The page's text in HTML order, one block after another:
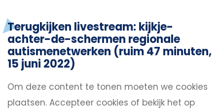
Terugkijken livestream: kijkje-
achter-de-schermen regionale
autismenetwerken (ruim 47 minuten,
15 juni 2022)
Om deze content te tonen moeten we cookies
plaatsen. Accepteer cookies of bekijk het op